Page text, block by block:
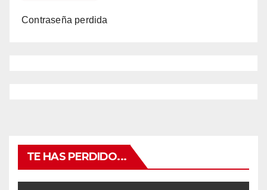
Contraseña perdida
TE HAS PERDIDO...